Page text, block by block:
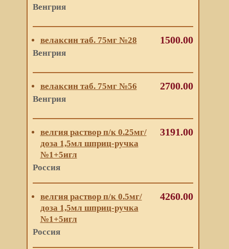
Венгрия
велаксин таб. 75мг №28
Венгрия
1500.00
велаксин таб. 75мг №56
Венгрия
2700.00
велгия раствор п/к 0.25мг/
доза 1,5мл шприц-ручка
№1+5игл
Россия
3191.00
велгия раствор п/к 0.5мг/
доза 1,5мл шприц-ручка
№1+5игл
Россия
4260.00